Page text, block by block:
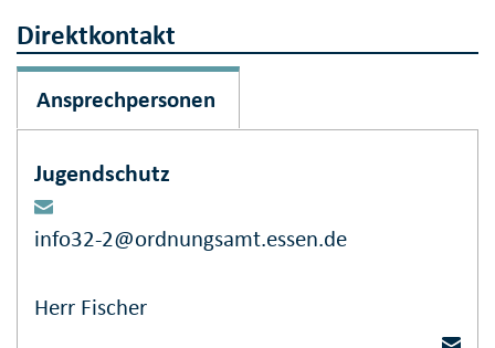
Direktkontakt
Ansprechpersonen
Jugendschutz
info32-2@ordnungsamt.essen.de
Herr Fischer